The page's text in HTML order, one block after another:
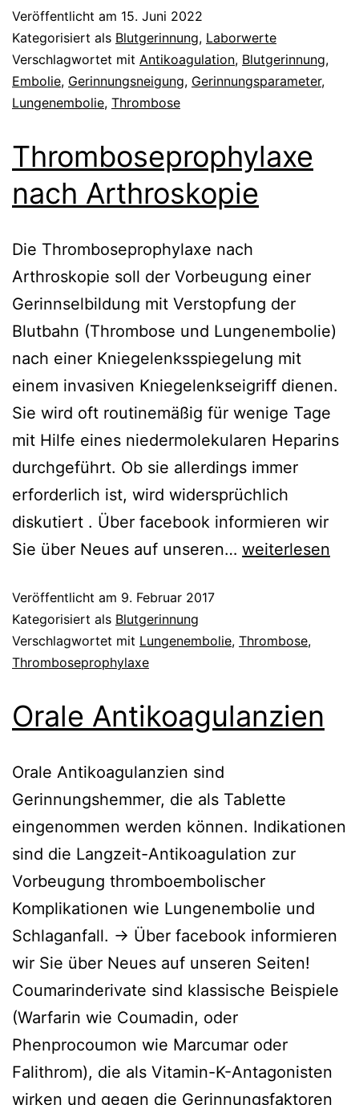
Veröffentlicht am 15. Juni 2022
Kategorisiert als Blutgerinnung, Laborwerte
Verschlagwortet mit Antikoagulation, Blutgerinnung,
Embolie, Gerinnungsneigung, Gerinnungsparameter,
Lungenembolie, Thrombose
Thromboseprophylaxe
nach Arthroskopie
Die Thromboseprophylaxe nach
Arthroskopie soll der Vorbeugung einer
Gerinnselbildung mit Verstopfung der
Blutbahn (Thrombose und Lungenembolie)
nach einer Kniegelenksspiegelung mit
einem invasiven Kniegelenkseigriff dienen.
Sie wird oft routinemäßig für wenige Tage
mit Hilfe eines niedermolekularen Heparins
durchgeführt. Ob sie allerdings immer
erforderlich ist, wird widersprüchlich
diskutiert . Über facebook informieren wir
Sie über Neues auf unseren… weiterlesen
Veröffentlicht am 9. Februar 2017
Kategorisiert als Blutgerinnung
Verschlagwortet mit Lungenembolie, Thrombose,
Thromboseprophylaxe
Orale Antikoagulanzien
Orale Antikoagulanzien sind
Gerinnungshemmer, die als Tablette
eingenommen werden können. Indikationen
sind die Langzeit-Antikoagulation zur
Vorbeugung thromboembolischer
Komplikationen wie Lungenembolie und
Schlaganfall. → Über facebook informieren
wir Sie über Neues auf unseren Seiten!
Coumarinderivate sind klassische Beispiele
(Warfarin wie Coumadin, oder
Phenprocoumon wie Marcumar oder
Falithrom), die als Vitamin-K-Antagonisten
wirken und gegen die Gerinnungsfaktoren